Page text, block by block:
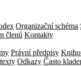
Organizační schéma
členů Kontakty
Právní předpisy
Odkazy Často